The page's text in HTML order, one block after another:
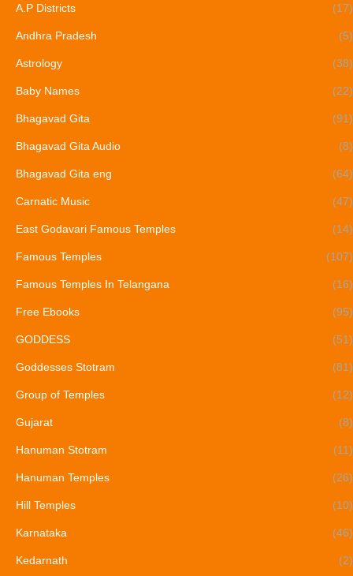
A.P Districts (17)
Andhra Pradesh (5)
Astrology (38)
Baby Names (22)
Bhagavad Gita (91)
Bhagavad Gita Audio (8)
Bhagavad Gita eng (64)
Carnatic Music (47)
East Godavari Famous Temples (14)
Famous Temples (107)
Famous Temples In Telangana (16)
Free Ebooks (95)
GODDESS (51)
Goddesses Stotram (81)
Group of Temples (12)
Gujarat (8)
Hanuman Stotram (11)
Hanuman Temples (26)
Hill Temples (10)
Karnataka (46)
Kedarnath (2)